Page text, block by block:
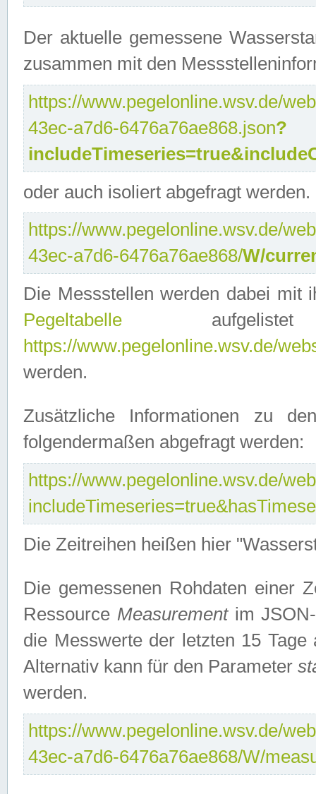
Der aktuelle gemessene
zusammen mit den
https://www.pegelonline.wsv.de/
43ec-a7d6-6476a76ae868.json?
oder auch isoliert abgefragt werden.
https://www.pegelonline.wsv.de/
43ec-a7d6-6476a76ae868/W/
Die Messstellen werden dabei mit
Pegeltabelle
https://www.pegelonline.wsv.de/
werden.
Zusätzliche Informationen zu
folgendermaßen abgefragt werden:
https://www.pegelonline.wsv.de/
Die Zeitreihen heißen hier
Die gemessenen Rohdaten einer
Ressource Measurementim JSON-
die Messwerte der letzten 15
Alternativ kann für den Parameter
werden.
https://www.pegelonline.wsv.de/
43ec-a7d6-6476a76ae868/W/